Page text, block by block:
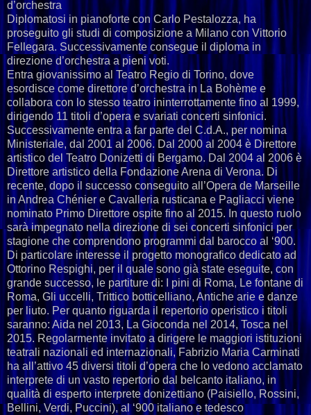
d’orchestra
Diplomatosi in pianoforte con Carlo Pestalozza, ha
proseguito gli studi di composizione a Milano con Vittorio
Fellegara. Successivamente consegue il diploma in
direzione d’orchestra a pieni voti.
Entra giovanissimo al Teatro Regio di Torino, dove
esordisce come direttore d’orchestra in La Bohème e
collabora con lo stesso teatro ininterrottamente fino al 1999,
dirigendo 11 titoli d’opera e svariati concerti sinfonici.
Successivamente entra a far parte del C.d.A., per nomina
Ministeriale, dal 2001 al 2006. Dal 2000 al 2004 è Direttore
artistico del Teatro Donizetti di Bergamo. Dal 2004 al 2006 è
Direttore artistico della Fondazione Arena di Verona. Di
recente, dopo il successo conseguito all’Opera de Marseille
in Andrea Chénier e Cavalleria rusticana e Pagliacci viene
nominato Primo Direttore ospite fino al 2015. In questo ruolo
sarà impegnato nella direzione di sei concerti sinfonici per
stagione che comprendono programmi dal barocco al ‘900.
Di particolare interesse il progetto monografico dedicato ad
Ottorino Respighi, per il quale sono già state eseguite, con
grande successo, le partiture di: I pini di Roma, Le fontane di
Roma, Gli uccelli, Trittico botticelliano, Antiche arie e danze
per liuto. Per quanto riguarda il repertorio operistico i titoli
saranno: Aida nel 2013, La Gioconda nel 2014, Tosca nel
2015. Regolarmente invitato a dirigere le maggiori istituzioni
teatrali nazionali ed internazionali, Fabrizio Maria Carminati
ha all’attivo 45 diversi titoli d’opera che lo vedono acclamato
interprete di un vasto repertorio dal belcanto italiano, in
qualità di esperto interprete donizettiano (Paisiello, Rossini,
Bellini, Verdi, Puccini), al ‘900 italiano e tedesco